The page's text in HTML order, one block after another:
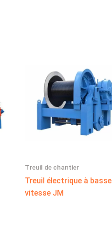
Treuil de chantier
Treuil électrique à basse
vitesse JM